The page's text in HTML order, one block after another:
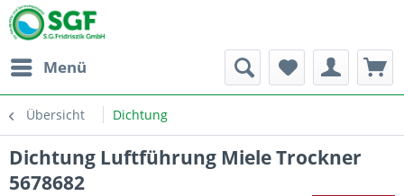
Menü
Übersicht Dichtung
Dichtung Luftführung Miele Trockner
5678682